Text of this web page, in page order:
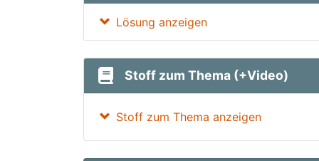
Lösung anzeigen
Stoff zum Thema (+Video)
Stoff zum Thema anzeigen